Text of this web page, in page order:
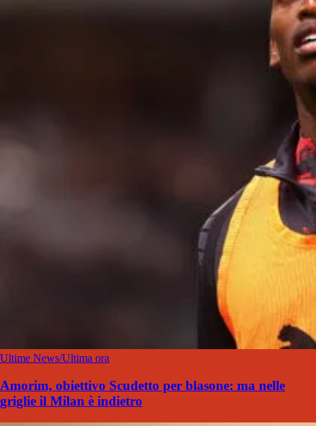
Ultime News/Ultima ora
Amorim, obiettivo Scudetto per blasone: ma nelle
griglie il Milan è indietro